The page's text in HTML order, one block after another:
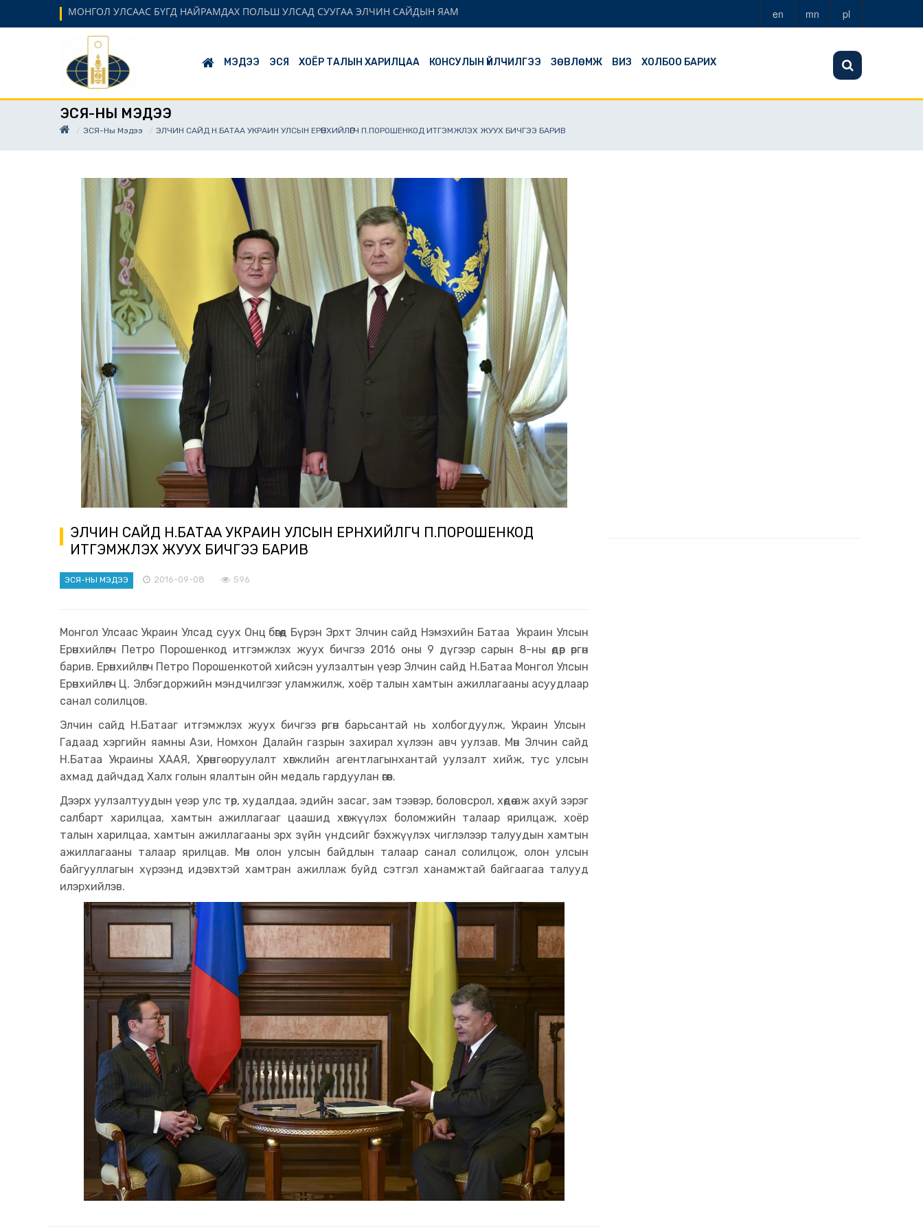
МОНГОЛ УЛСААС БҮГД НАЙРАМДАХ ПОЛЬШ УЛСАД СУУГАА ЭЛЧИН САЙДЫН ЯАМ en mn pl
МЭДЭЭ ЭСЯ ХОЁР ТАЛЫН ХАРИЛЦАА КОНСУЛЫН ҮЙЛЧИЛГЭЭ ЗӨВЛӨМЖ ВИЗ ХОЛБОО БАРИХ
ЭСЯ-НЫ МЭДЭЭ
ЭСЯ-Ны Мэдээ ЭЛЧИН САЙД Н.БАТАА УКРАИН УЛСЫН ЕРӨНХИЙЛӨГЧ П.ПОРОШЕНКОД ИТГЭМЖЛЭХ ЖУУХ БИЧГЭЭ БАРИВ
ЭЛЧИН САЙД Н.БАТАА УКРАИН УЛСЫН ЕРӨНХИЙЛӨГЧ П.ПОРОШЕНКОД
ИТГЭМЖЛЭХ ЖУУХ БИЧГЭЭ БАРИВ
ЭСЯ-НЫ МЭДЭЭ 2016-09-08 596
Монгол Улсаас Украин Улсад суух Онц бөгөөд Бүрэн Эрхт Элчин сайд Нэмэхийн Батаа Украин Улсын
Ерөнхийлөгч Петро Порошенкод итгэмжлэх жуух бичгээ 2016 оны 9 дүгээр сарын 8-ны өдөр өргөн
барив. Ерөнхийлөгч Петро Порошенкотой хийсэн уулзалтын үеэр Элчин сайд Н.Батаа Монгол Улсын
Ерөнхийлөгч Ц. Элбэгдоржийн мэндчилгээг уламжилж, хоёр талын хамтын ажиллагааны асуудлаар
санал солилцов.
Элчин сайд Н.Батааг итгэмжлэх жуух бичгээ өргөн барьсантай нь холбогдуулж, Украин Улсын
Гадаад хэргийн яамны Ази, Номхон Далайн газрын захирал хүлээн авч уулзав. Мөн Элчин сайд
Н.Батаа Украины ХААЯ, Хөрөнгө оруулалт хөгжлийн агентлагынхантай уулзалт хийж, тус улсын
ахмад дайчдад Халх голын ялалтын ойн медаль гардуулан өгөв.
Дээрх уулзалтуудын үеэр улс төр, худалдаа, эдийн засаг, зам тээвэр, боловсрол, хөдөө аж ахуй зэрэг
салбарт харилцаа, хамтын ажиллагааг цаашид хөгжүүлэх боломжийн талаар ярилцаж, хоёр
талын харилцаа, хамтын ажиллагааны эрх зүйн үндсийг бэхжүүлэх чиглэлээр талуудын хамтын
ажиллагааны талаар ярилцав. Мөн олон улсын байдлын талаар санал солилцож, олон улсын
байгууллагын хүрээнд идэвхтэй хамтран ажиллаж буйд сэтгэл ханамжтай байгаагаа талууд
илэрхийлэв.